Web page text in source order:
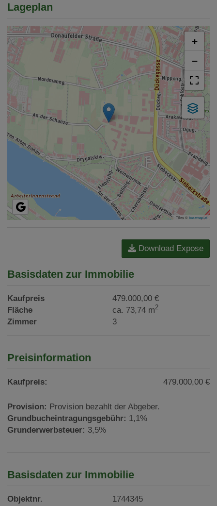
Lageplan
+
−
Tiles ©basemap.at
Download Expose
Basisdaten zur Immobilie
Kaufpreis
479.000,00 €
Fläche
ca. 73,74 m2
Zimmer 3
Preisinformation
Kaufpreis: 479.000,00 €
Provision: Provision bezahlt der Abgeber.
Grundbucheintragungsgebühr: 1,1%
Grunderwerbsteuer: 3,5%
Basisdaten zur Immobilie
Objektnr.
1744345